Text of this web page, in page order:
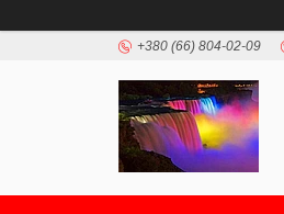
+380 (66) 804-02-09